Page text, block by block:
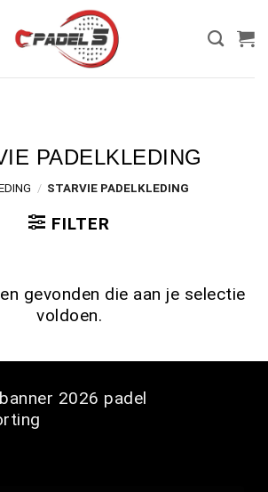
PADELKLEDING
/ STARVIE PADELKLEDING
FILTER
gevonden die aan je selectie
voldoen.